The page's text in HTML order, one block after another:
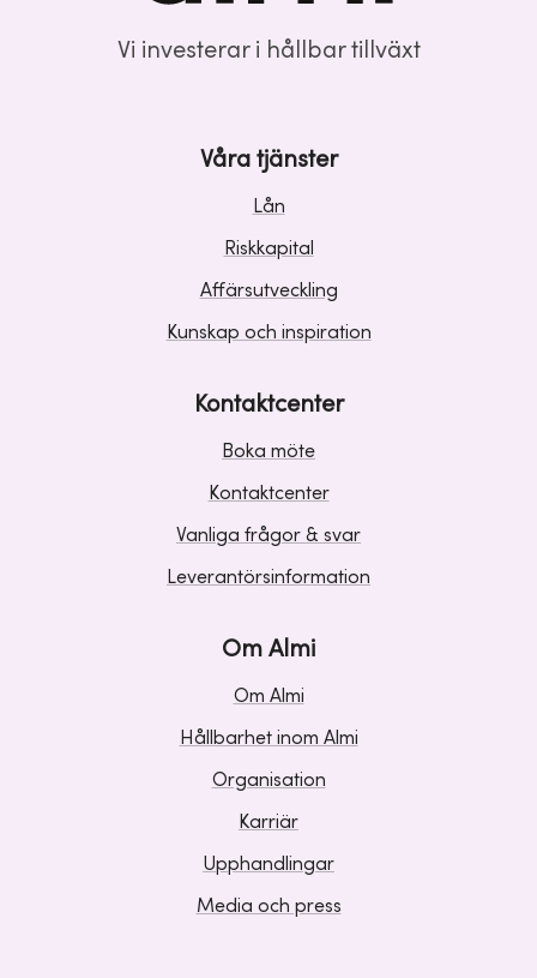
Vi investerar i hållbar tillväxt
Våra tjänster
Lån
Riskkapital
Affärsutveckling
Kunskap och inspiration
Kontaktcenter
Boka möte
Kontaktcenter
Vanliga frågor & svar
Leverantörsinformation
Om Almi
Om Almi
Hållbarhet inom Almi
Organisation
Karriär
Upphandlingar
Media och press